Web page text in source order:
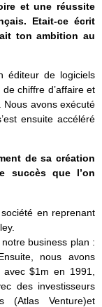
et une réussite
Etait-ce écrit
ton ambition au
éditeur de logiciels
chiffre d’affaire et
avons exécuté
ensuite accéléré
de sa création
succès que l’on
en reprenant
business plan :
nous avons
$1m en 1991,
des investisseurs
(Atlas Venture)et